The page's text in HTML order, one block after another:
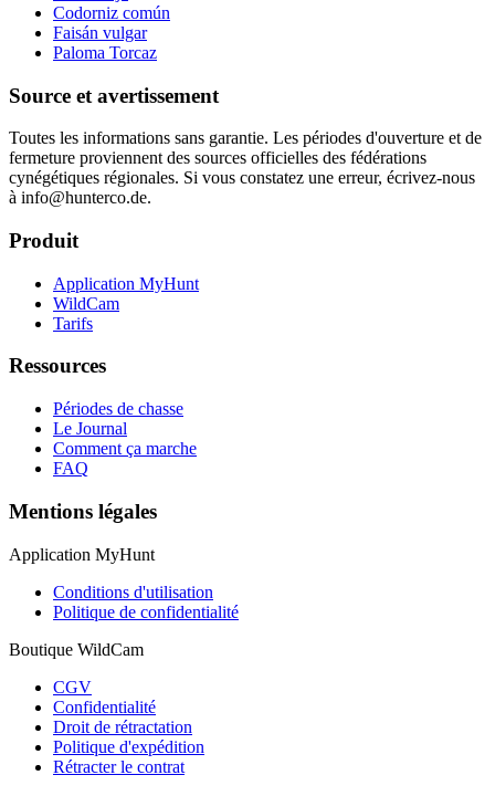
Codorniz común
Faisán vulgar
Paloma Torcaz
Source et avertissement
Toutes les informations sans garantie. Les périodes d'ouverture et de
fermeture proviennent des sources officielles des fédérations
cynégétiques régionales. Si vous constatez une erreur, écrivez-nous
à info@hunterco.de.
Produit
Application MyHunt
WildCam
Tarifs
Ressources
Périodes de chasse
Le Journal
Comment ça marche
FAQ
Mentions légales
Application MyHunt
Conditions d'utilisation
Politique de confidentialité
Boutique WildCam
CGV
Confidentialité
Droit de rétractation
Politique d'expédition
Rétracter le contrat